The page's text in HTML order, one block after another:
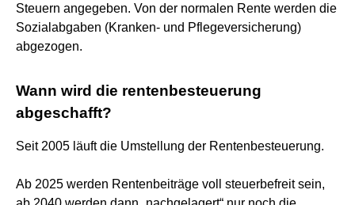
Steuern angegeben. Von der normalen Rente werden die
Sozialabgaben (Kranken- und Pflegeversicherung)
abgezogen.
Wann wird die rentenbesteuerung
abgeschafft?
Seit 2005 läuft die Umstellung der Rentenbesteuerung.
Ab 2025 werden Rentenbeiträge voll steuerbefreit sein,